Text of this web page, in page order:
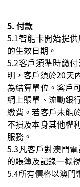
5. 付款
5.1智能卡開始提
的生效日期。
5.2客戶須準時繳
明，客戶須於20天
為結算單位。客戶
網上賬單、流動銀
繳費。若客戶未能
不損及本身其他權
服務。
5.3凡客戶對澳門
的賬簿及記錄一概
5.4所有價格以澳門